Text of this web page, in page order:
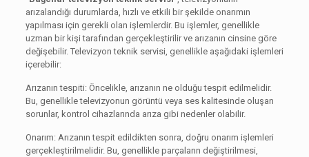
arızalandığı durumlarda, hızlı ve etkili bir şekilde onarımın
yapılması için gerekli olan işlemlerdir. Bu işlemler, genellikle
uzman bir kişi tarafından gerçekleştirilir ve arızanın cinsine göre
değişebilir. Televizyon teknik servisi, genellikle aşağıdaki işlemleri
içerebilir:
Arızanın tespiti: Öncelikle, arızanın ne olduğu tespit edilmelidir.
Bu, genellikle televizyonun görüntü veya ses kalitesinde oluşan
sorunlar, kontrol cihazlarında arıza gibi nedenler olabilir.
Onarım: Arızanın tespit edildikten sonra, doğru onarım işlemleri
gerçekleştirilmelidir. Bu, genellikle parçaların değiştirilmesi,